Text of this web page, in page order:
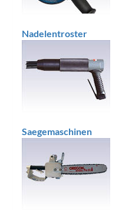
Nadelentroster
Saegemaschinen